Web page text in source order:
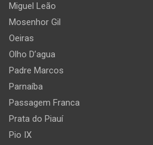
Miguel Leão
Mosenhor Gil
Oeiras
Olho D’agua
Padre Marcos
Parnaíba
Passagem Franca
Prata do Piauí
Pio IX